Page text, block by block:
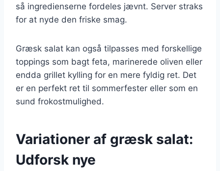
så ingredienserne fordeles jævnt. Server straks
for at nyde den friske smag.
Græsk salat kan også tilpasses med forskellige
toppings som bagt feta, marinerede oliven eller
endda grillet kylling for en mere fyldig ret. Det
er en perfekt ret til sommerfester eller som en
sund frokostmulighed.
Variationer af græsk salat:
Udforsk nye